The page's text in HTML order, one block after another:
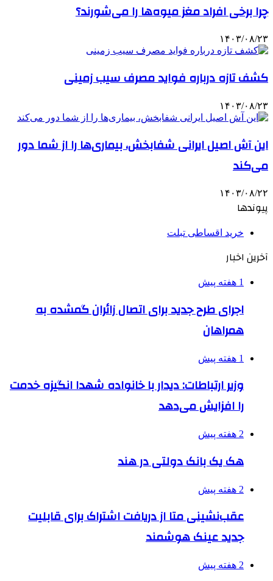
چرا برخی افراد مغز میوه‌ها را می‌شورند؟
۱۴۰۳/۰۸/۲۳
کشف تازه درباره فواید مصرف سیب‌ زمینی
۱۴۰۳/۰۸/۲۳
این آش اصیل ایرانی شفابخش، بیماری‌ها را از شما دور
می‌کند
۱۴۰۳/۰۸/۲۲
پیوندها
خرید اقساطی تبلت
آخرین اخبار
1 هفته پیش
اجرای طرح جدید برای اتصال زائران گمشده به
همراهان
1 هفته پیش
وزیر ارتباطات: دیدار با خانواده شهدا انگیزه خدمت
را افزایش می‌دهد
2 هفته پیش
هک یک بانک دولتی در هند
2 هفته پیش
عقب‌نشینی متا از دریافت اشتراک برای قابلیت
جدید عینک هوشمند
2 هفته پیش